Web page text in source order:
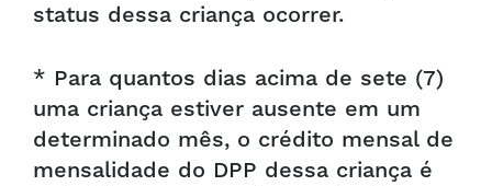
status dessa criança ocorrer.
* Para quantos dias acima de sete (7)
uma criança estiver ausente em um
determinado mês, o crédito mensal de
mensalidade do DPP dessa criança é